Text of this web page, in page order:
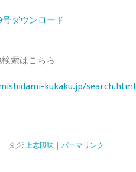
号ダウンロード
索はこちら
kukaku.jp/search.html
| タグ: 上志段味 パーマリンク